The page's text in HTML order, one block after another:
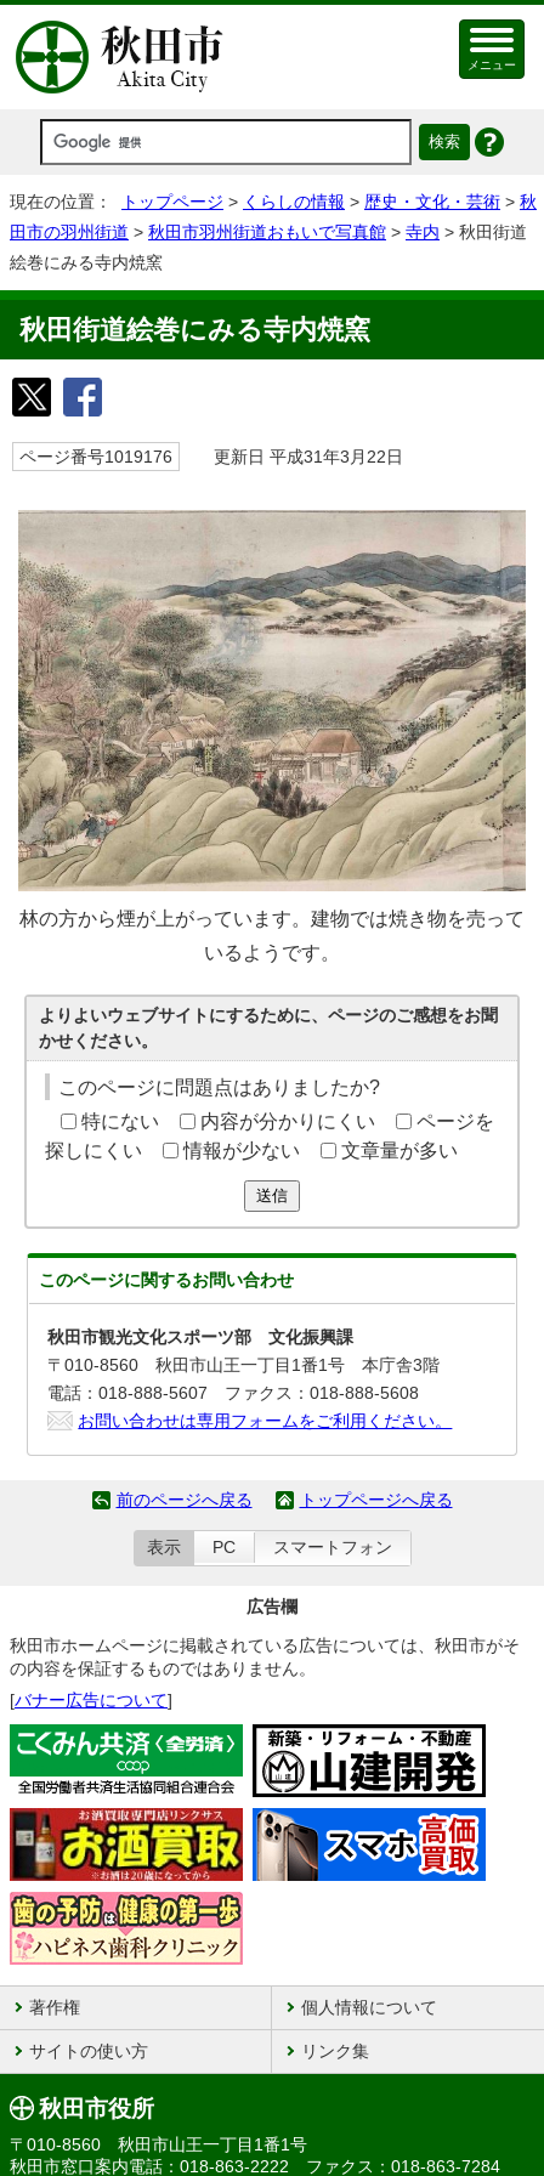
メニュー
現在の位置： トップページ > くらしの情報 > 歴史・文化・芸術 > 秋
田市の羽州街道 > 秋田市羽州街道おもいで写真館 > 寺内 > 秋田街道
絵巻にみる寺内焼窯
秋田街道絵巻にみる寺内焼窯
ページ番号1019176 更新日 平成31年3月22日
林の方から煙が上がっています。建物では焼き物を売って
いるようです。
よりよいウェブサイトにするために、ページのご感想をお聞
かせください。
このページに問題点はありましたか?
特にない
内容が分かりにくい
ページを
探しにくい
情報が少ない 文章量が多い
送信
このページに関するお問い合わせ
秋田市観光文化スポーツ部 文化振興課
〒010-8560 秋田市山王一丁目1番1号 本庁舎3階
電話：018-888-5607 ファクス：018-888-5608
お問い合わせは専用フォームをご利用ください。
前のページへ戻る トップページへ戻る
表示 PC スマートフォン
広告欄
秋田市ホームページに掲載されている広告については、秋田市がそ
の内容を保証するものではありません。
[バナー広告について]
著作権 個人情報について
サイトの使い方 リンク集
秋田市役所
〒010-8560 秋田市山王一丁目1番1号
秋田市窓口案内電話：018-863-2222 ファクス：018-863-7284